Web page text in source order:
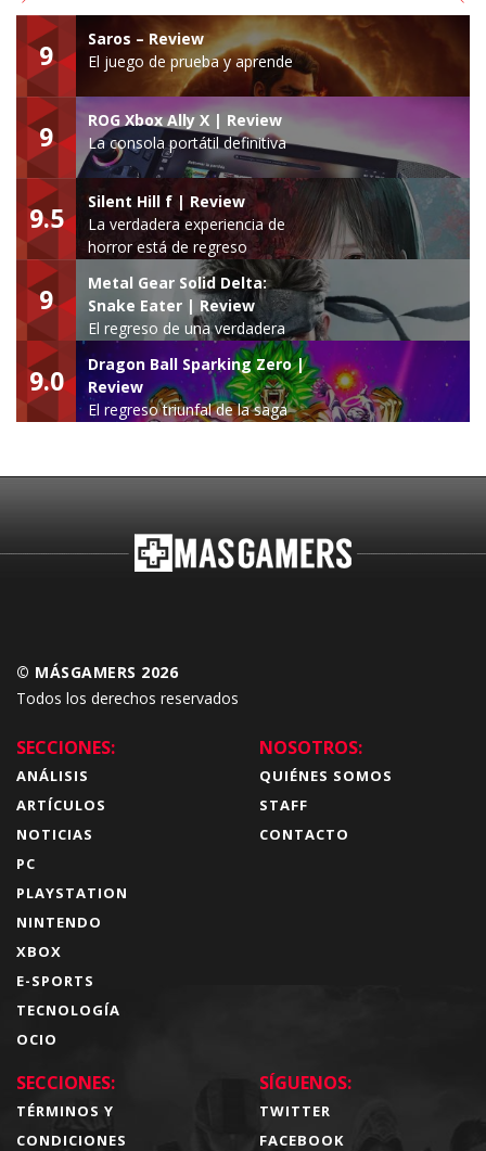
9
Saros – Review
El juego de prueba y aprende
9
ROG Xbox Ally X | Review
La consola portátil definitiva
9.5
Silent Hill f | Review
La verdadera experiencia de
horror está de regreso
9
Metal Gear Solid Delta:
Snake Eater | Review
El regreso de una verdadera
leyenda
9.0
Dragon Ball Sparking Zero |
Review
El regreso triunfal de la saga
© MÁSGAMERS 2026
Todos los derechos reservados
SECCIONES:
ANÁLISIS
ARTÍCULOS
NOTICIAS
PC
PLAYSTATION
NINTENDO
XBOX
E-SPORTS
TECNOLOGÍA
OCIO
NOSOTROS:
QUIÉNES SOMOS
STAFF
CONTACTO
SECCIONES:
TÉRMINOS Y
CONDICIONES
SÍGUENOS:
TWITTER
FACEBOOK